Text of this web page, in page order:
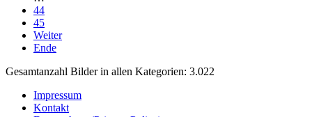
44
45
Weiter
Ende
Gesamtanzahl Bilder in allen Kategorien: 3.022
Impressum
Kontakt